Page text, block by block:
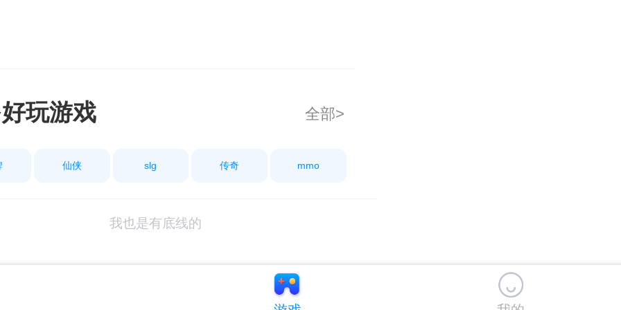
玩游戏 全部>
仙侠 slg 传奇 mmo
我也是有底线的